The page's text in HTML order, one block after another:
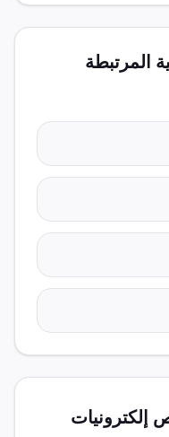
المرتبطة
إلكترونيات